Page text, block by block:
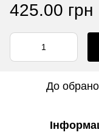
425.00 грн
До